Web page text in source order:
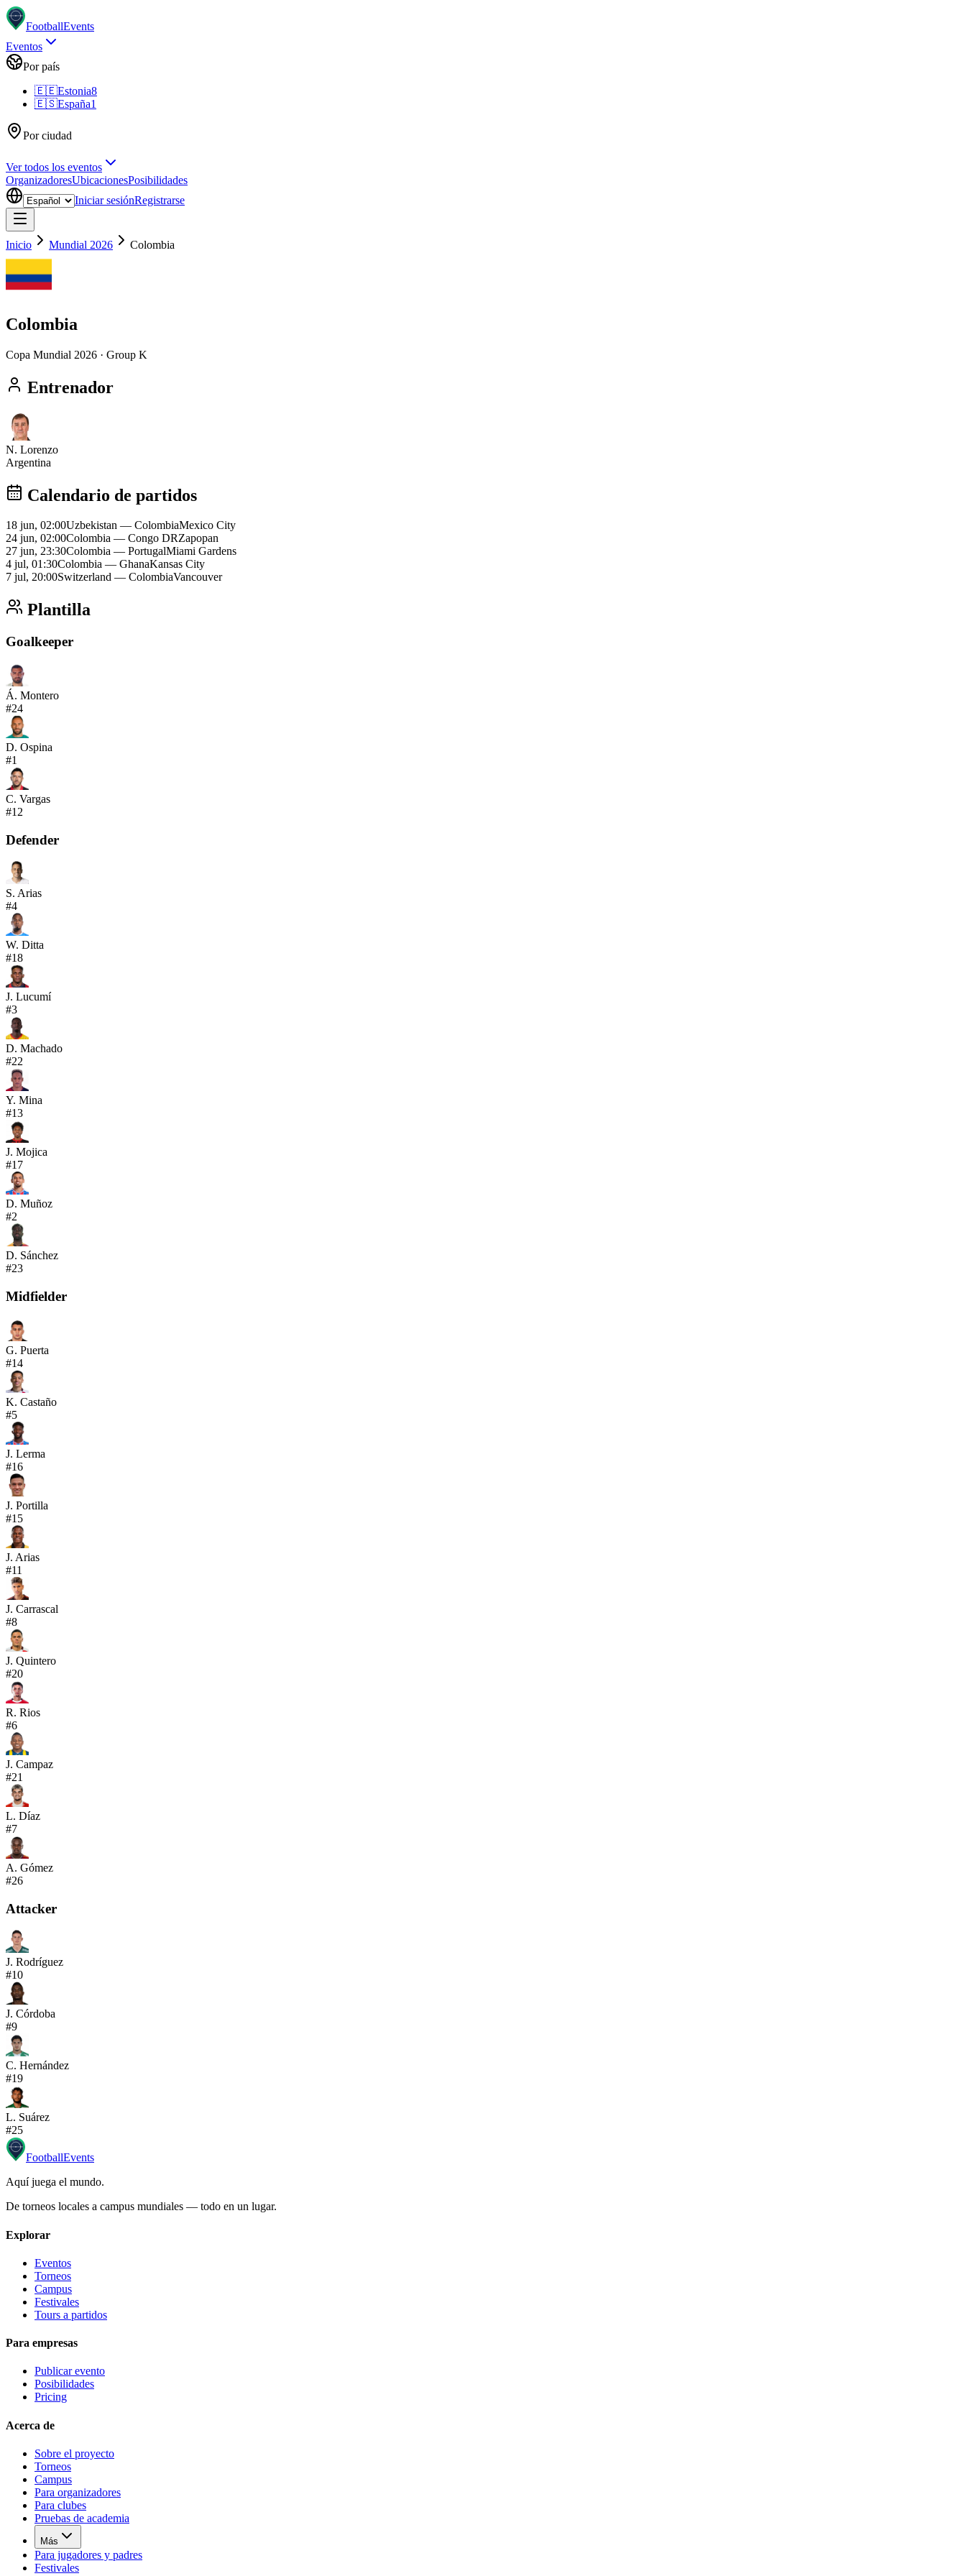
FootballEvents
Eventos
Por país
🇪🇪Estonia8
🇪🇸España1
Por ciudad
Ver todos los eventos
OrganizadoresUbicacionesPosibilidades
Iniciar sesiónRegistrarse
Inicio Mundial 2026 Colombia
Colombia
Copa Mundial 2026 · Group K
Entrenador
N. Lorenzo
Argentina
Calendario de partidos
18 jun, 02:00Uzbekistan — ColombiaMexico City
24 jun, 02:00Colombia — Congo DRZapopan
27 jun, 23:30Colombia — PortugalMiami Gardens
4 jul, 01:30Colombia — GhanaKansas City
7 jul, 20:00Switzerland — ColombiaVancouver
Plantilla
Goalkeeper
Á. Montero
#24
D. Ospina
#1
C. Vargas
#12
Defender
S. Arias
#4
W. Ditta
#18
J. Lucumí
#3
D. Machado
#22
Y. Mina
#13
J. Mojica
#17
D. Muñoz
#2
D. Sánchez
#23
Midfielder
G. Puerta
#14
K. Castaño
#5
J. Lerma
#16
J. Portilla
#15
J. Arias
#11
J. Carrascal
#8
J. Quintero
#20
R. Rios
#6
J. Campaz
#21
L. Díaz
#7
A. Gómez
#26
Attacker
J. Rodríguez
#10
J. Córdoba
#9
C. Hernández
#19
L. Suárez
#25
FootballEvents
Aquí juega el mundo.
De torneos locales a campus mundiales — todo en un lugar.
Explorar
Eventos
Torneos
Campus
Festivales
Tours a partidos
Para empresas
Publicar evento
Posibilidades
Pricing
Acerca de
Sobre el proyecto
Torneos
Campus
Para organizadores
Para clubes
Pruebas de academia
Más
Para jugadores y padres
Festivales